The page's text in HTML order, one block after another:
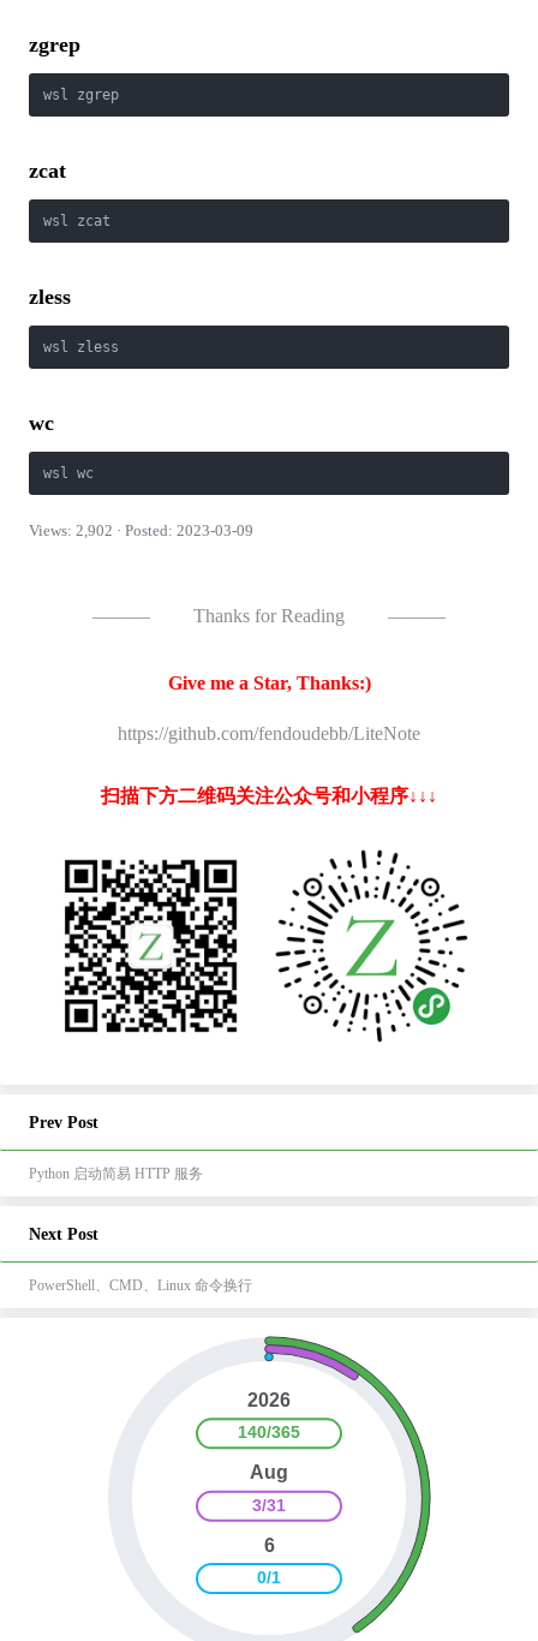
zgrep
wsl zgrep
zcat
wsl zcat
zless
wsl zless
wc
wsl wc
Views: 2,902 · Posted: 2023-03-09
——— Thanks for Reading ———
Give me a Star, Thanks:)
https://github.com/fendoudebb/LiteNote
扫描下方二维码关注公众号和小程序↓↓↓
Prev Post
Python 启动简易 HTTP 服务
Next Post
PowerShell、CMD、Linux 命令换行